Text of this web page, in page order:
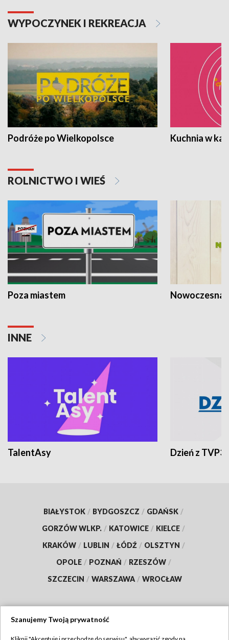
WYPOCZYNEK I REKREACJA
Podróże po Wielkopolsce Kuchnia w
ROLNICTWO I WIEŚ
Poza miastem Nowoczesna
INNE
TalentAsy Dzień z TVP3
BIAŁYSTOK / BYDGOSZCZ / GDAŃSK /
GORZÓW WLKP. / KATOWICE / KIELCE /
KRAKÓW / LUBLIN / ŁÓDŹ / OLSZTYN /
OPOLE / POZNAŃ / RZESZÓW /
SZCZECIN / WARSZAWA / WROCŁAW
Szanujemy Twoją prywatność